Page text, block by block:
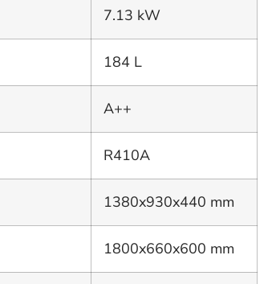
7.13 kW
184 L
A++
R410A
1380x930x440 mm
1800x660x600 mm